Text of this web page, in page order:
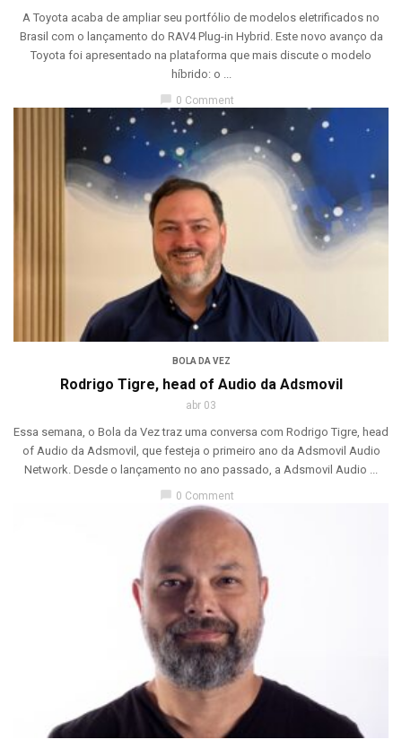
A Toyota acaba de ampliar seu portfólio de modelos eletrificados no
Brasil com o lançamento do RAV4 Plug-in Hybrid. Este novo avanço da
Toyota foi apresentado na plataforma que mais discute o modelo
híbrido: o ...
chat_bubble 0 Comment
BOLA DA VEZ
Rodrigo Tigre, head of Audio da Adsmovil
abr 03
Essa semana, o Bola da Vez traz uma conversa com Rodrigo Tigre, head
of Audio da Adsmovil, que festeja o primeiro ano da Adsmovil Audio
Network. Desde o lançamento no ano passado, a Adsmovil Audio ...
chat_bubble 0 Comment